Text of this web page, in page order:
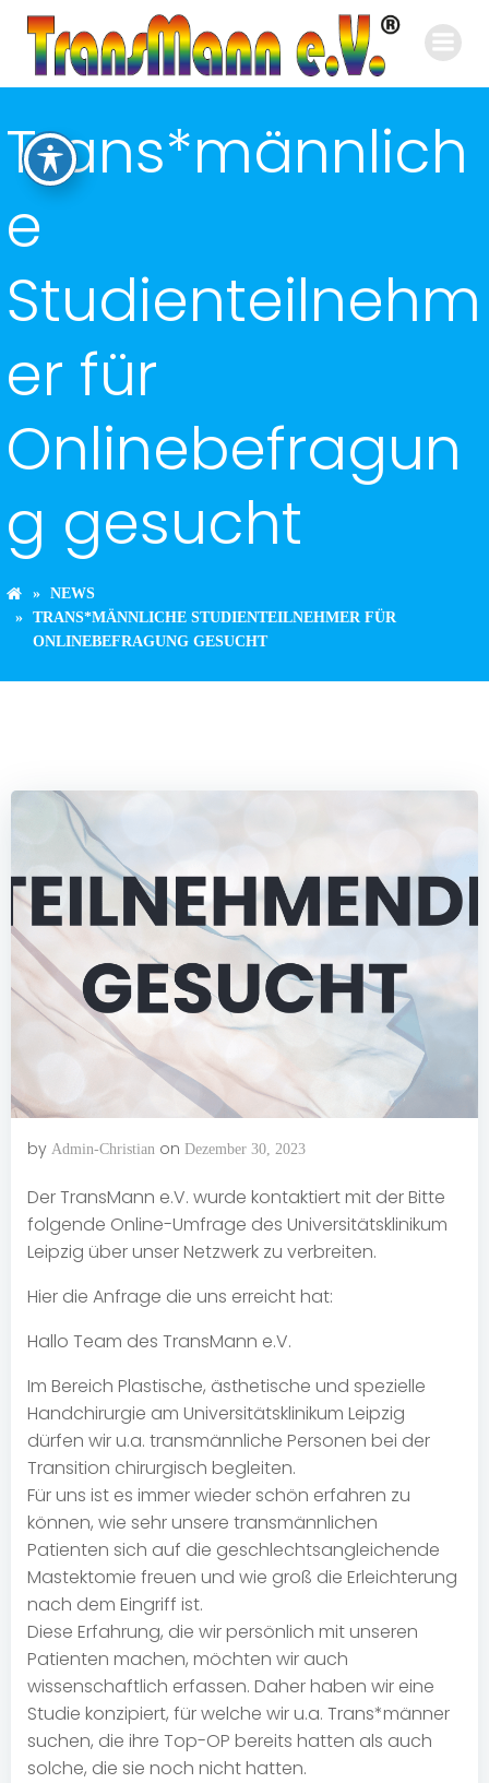
Inhalt
springen
Trans*männlich
e
Studienteilnehm
er für
Onlinebefragun
g gesucht
NEWS
TRANS*MÄNNLICHE STUDIENTEILNEHMER FÜR
ONLINEBEFRAGUNG GESUCHT
by Admin-Christian on Dezember 30, 2023
Der TransMann e.V. wurde kontaktiert mit der Bitte
folgende Online-Umfrage des Universitätsklinikum
Leipzig über unser Netzwerk zu verbreiten.
Hier die Anfrage die uns erreicht hat:
Hallo Team des TransMann e.V.
Im Bereich Plastische, ästhetische und spezielle
Handchirurgie am Universitätsklinikum Leipzig
dürfen wir u.a. transmännliche Personen bei der
Transition chirurgisch begleiten.
Für uns ist es immer wieder schön erfahren zu
können, wie sehr unsere transmännlichen
Patienten sich auf die geschlechtsangleichende
Mastektomie freuen und wie groß die Erleichterung
nach dem Eingriff ist.
Diese Erfahrung, die wir persönlich mit unseren
Patienten machen, möchten wir auch
wissenschaftlich erfassen. Daher haben wir eine
Studie konzipiert, für welche wir u.a. Trans*männer
suchen, die ihre Top-OP bereits hatten als auch
solche, die sie noch nicht hatten.